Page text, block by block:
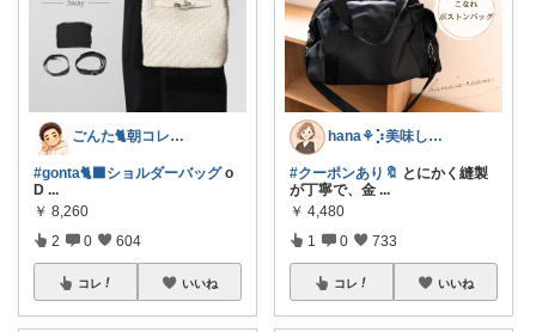
ごんた🐈朝コレ🐈‍⬛
#gonta🐈‍⬛ショルダーバッグo
D ...
￥ 8,260
2 0 604
コレ いいね
hana‎‎⚘⡱美味しい暮らし🤍𐙚
#クーポンあり🔖 とにかく縫製
が丁寧で、金 ...
￥ 4,480
1 0 733
コレ いいね